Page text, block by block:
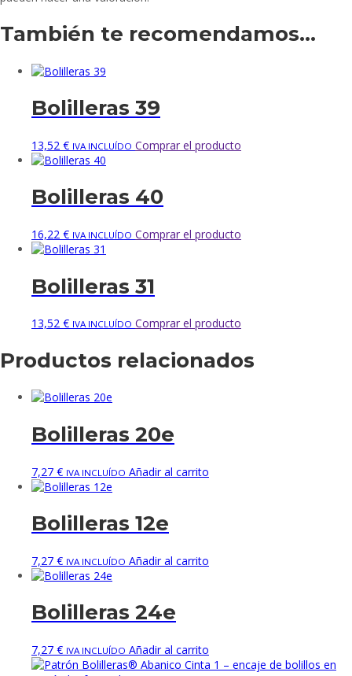
También te recomendamos…
Bolilleras 39
13,52 € IVA INCLUÍDO Comprar el producto
Bolilleras 40
16,22 € IVA INCLUÍDO Comprar el producto
Bolilleras 31
13,52 € IVA INCLUÍDO Comprar el producto
Productos relacionados
Bolilleras 20e
7,27 € IVA INCLUÍDO Añadir al carrito
Bolilleras 12e
7,27 € IVA INCLUÍDO Añadir al carrito
Bolilleras 24e
7,27 € IVA INCLUÍDO Añadir al carrito